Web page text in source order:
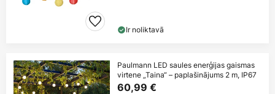
Ir noliktavā
Paulmann LED saules enerģijas gaismas
virtene „Taina“ – paplašinājums 2 m, IP67
60,99 €